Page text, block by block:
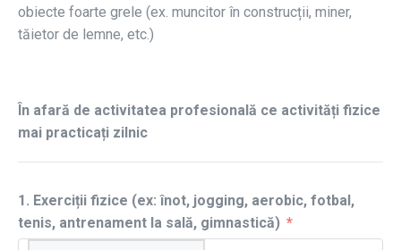
obiecte foarte grele (ex. muncitor în construcții, miner,
tăietor de lemne, etc.)
În afară de activitatea profesională ce activități fizice
mai practicați zilnic
1. Exerciții fizice (ex: înot, jogging, aerobic, fotbal,
tenis, antrenament la sală, gimnastică)